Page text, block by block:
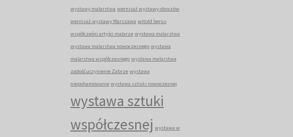
wystawy malarstwa wernisaż wystawy obrazów
wernisaż wystawy Warszawa witold berus
współcześni artyści malarze wystawa malarstwa
wystawa malarstwa nowoczesnego wystawa
malarstwa współczesnego wystawa malarstwa
zadośćuczynienie Zabrze wystawa
niepohamowanie wystawa sztuki nowoczesnej
wystawa sztuki
współczesnej wystawa w